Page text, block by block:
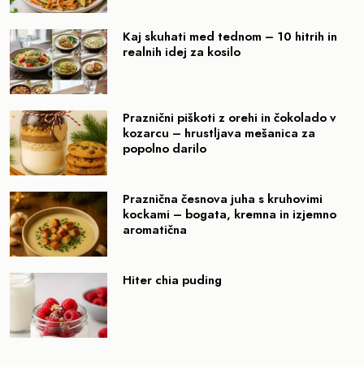
Kaj skuhati med tednom – 10 hitrih in
realnih idej za kosilo
Praznični piškoti z orehi in čokolado v
kozarcu – hrustljava mešanica za
popolno darilo
Praznična česnova juha s kruhovimi
kockami – bogata, kremna in izjemno
aromatična
Hiter chia puding